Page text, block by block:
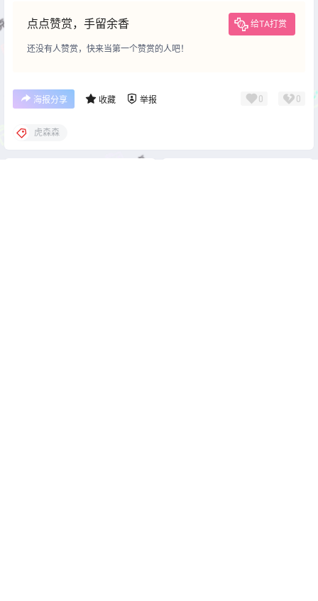
点点赞赏，手留余香 给TA打赏
还没有人赞赏，快来当第一个赞赏的人吧！
海报分享 收藏 举报 0 0
虎森森